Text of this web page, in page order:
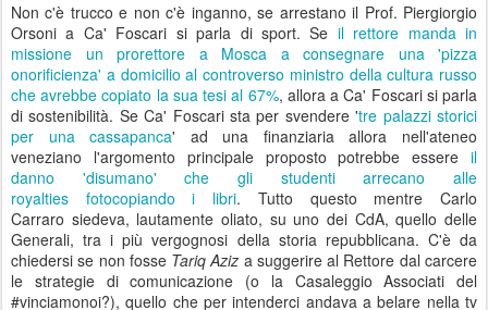
Non c'è trucco e non c'è inganno, se arrestano il Prof. Piergiorgio
Orsoni a Ca' Foscari si parla di sport. Se il rettore manda in
missione un prorettore a Mosca a consegnare una 'pizza
onorificienza' a domicilio al controverso ministro della cultura russo
che avrebbe copiato la sua tesi al 67%, allora a Ca' Foscari si parla
di sostenibilità. Se Ca' Foscari sta per svendere 'tre palazzi storici
per una cassapanca' ad una finanziaria allora nell'ateneo
veneziano l'argomento principale proposto potrebbe essere il
danno 'disumano' che gli studenti arrecano alle
royalties
fotocopiando i libri. Tutto questo mentre Carlo
Carraro siedeva, lautamente oliato, su uno dei CdA, quello delle
Generali, tra i più vergognosi della storia repubblicana. C'è da
chiedersi se non fosse Tariq Aziz a suggerire al Rettore dal carcere
le strategie di comunicazione (o la Casaleggio Associati del
#vinciamonoi?), quello che per intenderci andava a belare nella tv